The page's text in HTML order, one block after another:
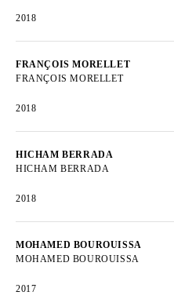
2018
FRANÇOIS MORELLET
FRANÇOIS MORELLET
2018
HICHAM BERRADA
HICHAM BERRADA
2018
MOHAMED BOUROUISSA
MOHAMED BOUROUISSA
2017